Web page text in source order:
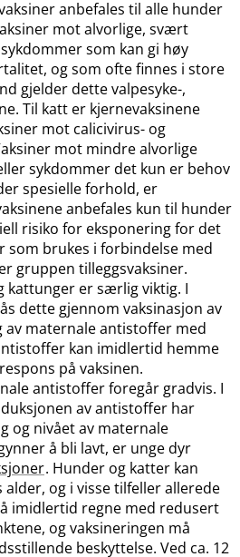
anbefales til alle hunder
mot alvorlige, svært
som kan gi høy
og som ofte finnes i store
gjelder dette valpesyke-,
Til katt er kjernevaksinene
mot calicivirus- og
mot mindre alvorlige
sykdommer det kun er behov
spesielle forhold, er
anbefales kun til hunder
risiko for eksponering for det
som brukes i forbindelse med
gruppen tilleggsvaksiner.
kattunger er særlig viktig. I
dette gjennom vaksinasjon av
maternale antistoffer med
kan imidlertid hemme
på vaksinen.
antistoffer foregår gradvis. I
av antistoffer har
og nivået av maternale
å bli lavt, er unge dyr
. Hunder og katter kan
alder, og i visse tilfeller allerede
imidlertid regne med redusert
og vaksineringen må
beskyttelse. Ved ca. 12